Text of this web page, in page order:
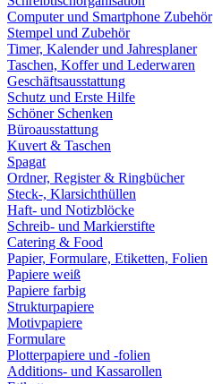
Computer und Smartphone Zubehör
Stempel und Zubehör
Timer, Kalender und Jahresplaner
Taschen, Koffer und Lederwaren
Geschäftsausstattung
Schutz und Erste Hilfe
Schöner Schenken
Büroausstattung
Kuvert & Taschen
Spagat
Ordner, Register & Ringbücher
Steck-, Klarsichthüllen
Haft- und Notizblöcke
Schreib- und Markierstifte
Catering & Food
Papier, Formulare, Etiketten, Folien
Papiere weiß
Papiere farbig
Strukturpapiere
Motivpapiere
Formulare
Plotterpapiere und -folien
Additions- und Kassarollen